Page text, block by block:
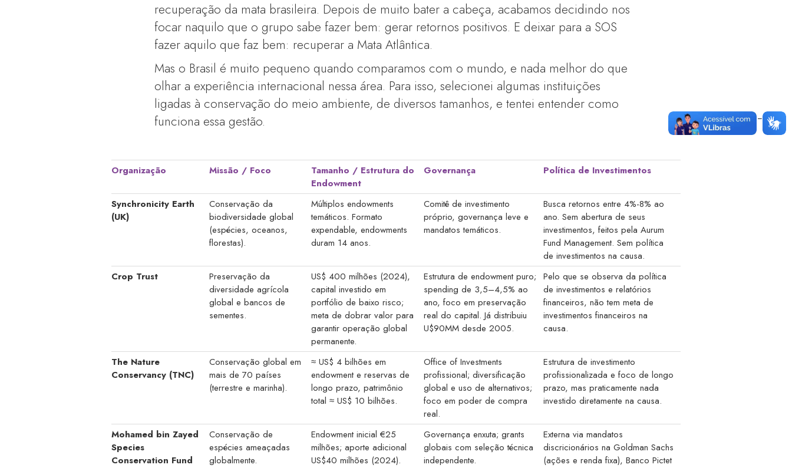
recuperação da mata brasileira. Depois de muito bater a cabeça, acabamos decidindo nos
focar naquilo que o grupo sabe fazer bem: gerar retornos positivos. E deixar para a SOS
fazer aquilo que faz bem: recuperar a Mata Atlântica.
Mas o Brasil é muito pequeno quando comparamos com o mundo, e nada melhor do que
olhar a experiência internacional nessa área. Para isso, selecionei algumas instituições
ligadas à conservação do meio ambiente, de diversos tamanhos, e tentei entender como
funciona essa gestão.
Organização Missão / Foco
Tamanho / Estrutura do
Endowment
Governança Política de Investimentos
Synchronicity Earth
(UK)
Conservação da
biodiversidade global
(espécies, oceanos,
florestas).
Múltiplos endowments
temáticos. Formato
expendable, endowments
duram 14 anos.
Comitê de investimento
próprio, governança leve e
mandatos temáticos.
Busca retornos entre 4%-8% ao
ano. Sem abertura de seus
investimentos, feitos pela Aurum
Fund Management. Sem política
de investimentos na causa.
Crop Trust
Preservação da
diversidade agrícola
global e bancos de
sementes.
US$ 400 milhões (2024),
capital investido em
portfólio de baixo risco;
meta de dobrar valor para
garantir operação global
permanente.
Estrutura de endowment puro;
spending de 3,5–4,5% ao
ano, foco em preservação
real do capital. Já distribuiu
U$90MM desde 2005.
Pelo que se observa da política
de investimentos e relatórios
financeiros, não tem meta de
investimentos financeiros na
causa.
The Nature
Conservancy (TNC)
Conservação global em
mais de 70 países
(terrestre e marinha).
≈ US$ 4 bilhões em
endowment e reservas de
longo prazo, patrimônio
total ≈ US$ 10 bilhões.
Office of Investments
profissional; diversificação
global e uso de alternativos;
foco em poder de compra
real.
Estrutura de investimento
profissionalizada e foco de longo
prazo, mas praticamente nada
investido diretamente na causa.
Mohamed bin Zayed
Species
Conservation Fund
Conservação de
espécies ameaçadas
globalmente.
Endowment inicial €25
milhões; aporte adicional
US$40 milhões (2024).
Governança enxuta; grants
globais com seleção técnica
independente.
Externa via mandatos
discricionários na Goldman Sachs
(ações e renda fixa), Banco Pictet